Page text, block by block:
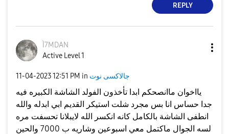
REPLY
Ì7MDAN
Active Level 1
‎11-04-202312:51 PM in جالاكسى نوت
يااخوان ماانصحكم ابدا تأخذون الفولد الشاشة الكبيره فيه
جدا حساس انا بس مجرد شلت استيكر القديم ابي ابدله والله
انطفى الشاشة بالكامل كانه انكسر الله لايبلانا تحسفت مره
لسه الجوال ماكتمل معي اسبوعين وشاريه ب 7000 والحين